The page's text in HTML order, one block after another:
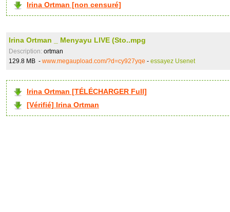
Irina Ortman [non censuré]
Irina Ortman _ Menyayu LIVE (Sto..mpg
Description: ortman
129.8 MB - www.megaupload.com/?d=cy927yqe - essayez Usenet
Irina Ortman [TÉLÉCHARGER Full]
[Vérifié] Irina Ortman